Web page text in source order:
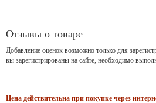
Отзывы о товаре
Добавление оценок возможно только для
вы зарегистрированы на сайте, необходимо
Цена действительна при покупке через